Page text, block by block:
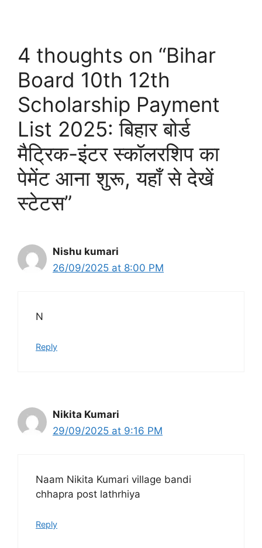
4 thoughts on “Bihar
Board 10th 12th
Scholarship Payment
List 2025: बिहार बोर्ड
मैट्रिक-इंटर स्कॉलरशिप का
पेमेंट आना शुरू, यहाँ से देखें
स्टेटस”
Nishu kumari
26/09/2025 at 8:00 PM
N
Reply
Nikita Kumari
29/09/2025 at 9:16 PM
Naam Nikita Kumari village bandi
chhapra post lathrhiya
Reply